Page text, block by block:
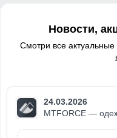
Новости,
Смотри все
24.03.2026
MTFORCE —